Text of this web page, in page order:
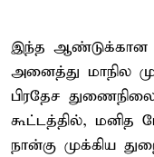
இந்த ஆண்டுக்கான
அனைத்து மாநில
பிரதேச
கூட்டத்தில், மனித
நான்கு முக்கிய